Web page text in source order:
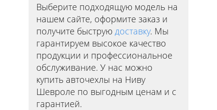
Выберите подходящую модель на
нашем сайте, оформите заказ и
получите быструю доставку. Мы
гарантируем высокое качество
продукции и профессиональное
обслуживание. У нас можно
купить авточехлы на Ниву
Шевроле по выгодным ценам и с
гарантией.